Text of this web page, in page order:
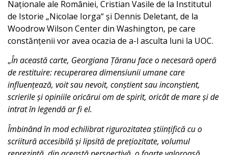
Naționale ale României, Cristian Vasile de la Institutul
de Istorie „Nicolae Iorga“ și Dennis Deletant, de la
Woodrow Wilson Center din Washington, pe care
constănțenii vor avea ocazia de a-l asculta luni la UOC.
„În această carte, Georgiana Țăranu face o necesară operă
de restituire: recuperarea dimensiunii umane care
influențează, voit sau nevoit, conștient sau inconștient,
scrierile și opiniile oricărui om de spirit, oricât de mare și de
intrat în legendă ar fi el.
Îmbinând în mod echilibrat rigurozitatea științifică cu o
scriitură accesibilă și lipsită de prețiozitate, volumul